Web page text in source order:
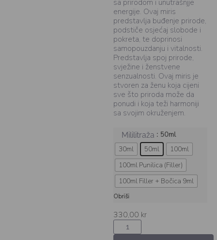
sa prirodom i unutrašnjje
energije. Ovaj miris
predstavlja buđenje prirode,
podstiče osjećaj slobode i
pokreta, te doprinosi
samopouzdanju i vitalnosti.
Predstavlja spoj prirode,
svježine i ženstvene
senzualnosti. Ovaj miris je
stvoren za ženu koja cijeni
sve što priroda može da
ponudi i koja teži harmoniji
sa svojim okruženjem.
Mililitraža : 50ml
30ml 50ml
100ml
100ml Punilica (Filler)
100ml Filler + Bočica 9ml
Obriši
330,00 kr